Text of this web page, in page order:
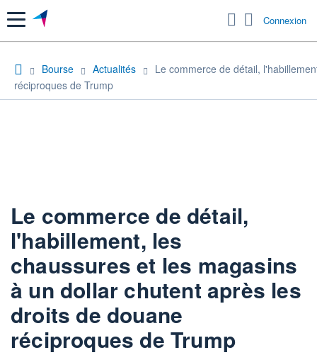
Menu Connexion
Bourse Actualités
Le commerce de détail,
réciproques de Trump
Le commerce de détail,
l'habillement, les
chaussures et les magasins
à un dollar chutent après les
droits de douane
réciproques de Trump